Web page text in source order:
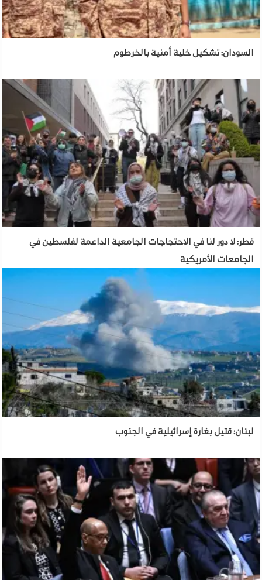
السودان: تشكيل خلية أمنية بالخرطوم
قطر: لا دور لنا في الاحتجاجات الجامعية الداعمة لفلسطين في
الجامعات الأمريكية
لبنان: قتيل بغارة إسرائيلية في الجنوب